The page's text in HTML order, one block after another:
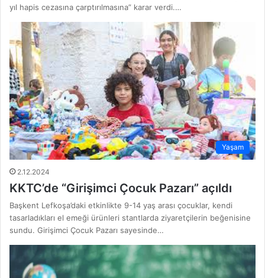
yıl hapis cezasına çarptırılmasına” karar verdi.…
Yaşam
2.12.2024
KKTC’de “Girişimci Çocuk Pazarı” açıldı
Başkent Lefkoşa’daki etkinlikte 9-14 yaş arası çocuklar, kendi
tasarladıkları el emeği ürünleri stantlarda ziyaretçilerin beğenisine
sundu. Girişimci Çocuk Pazarı sayesinde…